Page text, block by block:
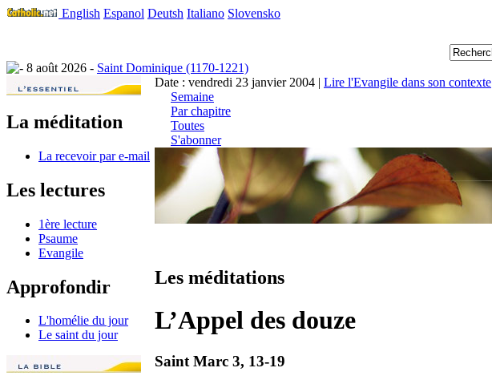
English Espanol Deutsh Italiano Slovensko
8 août 2026 - Saint Dominique (1170-1221)
La méditation
La recevoir par e-mail
Les lectures
1ère lecture
Psaume
Evangile
Approfondir
L'homélie du jour
Le saint du jour
Date : vendredi 23 janvier 2004 | Lire l'Evangile dans son contexte
Semaine
Par chapitre
Toutes
S'abonner
Les méditations
L’Appel des douze
Saint Marc 3, 13-19